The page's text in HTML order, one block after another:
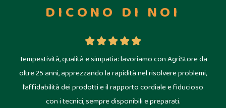
DICONO DI NOI
Tempestività, qualità e simpatia: lavoriamo con AgriStore da
oltre 25 anni, apprezzando la rapidità nel risolvere problemi,
l’affidabilità dei prodotti e il rapporto cordiale e fiducioso
con i tecnici, sempre disponibili e preparati.